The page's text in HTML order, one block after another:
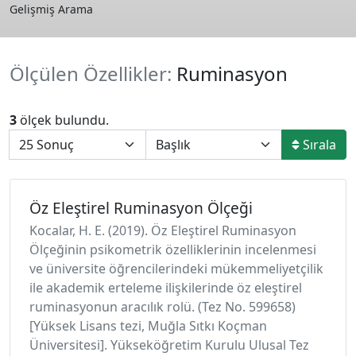
Gelişmiş Arama
Ölçülen Özellikler: Ruminasyon
3 ölçek bulundu.
Sırala
Öz Eleştirel Ruminasyon Ölçeği
Kocalar, H. E. (2019). Öz Eleştirel Ruminasyon
Ölçeğinin psikometrik özelliklerinin incelenmesi
ve üniversite öğrencilerindeki mükemmeliyetçilik
ile akademik erteleme ilişkilerinde öz eleştirel
ruminasyonun aracılık rolü. (Tez No. 599658)
[Yüksek Lisans tezi, Muğla Sıtkı Koçman
Üniversitesi]. Yükseköğretim Kurulu Ulusal Tez